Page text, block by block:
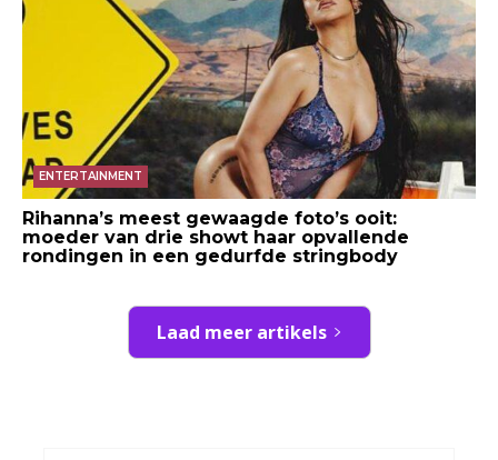
ENTERTAINMENT
Rihanna’s meest gewaagde foto’s ooit:
moeder van drie showt haar opvallende
rondingen in een gedurfde stringbody
Laad meer artikels